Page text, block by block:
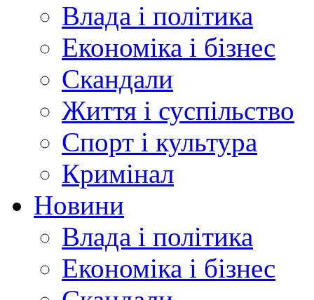
Влада і політика
Економіка і бізнес
Скандали
Життя і суспільство
Спорт і культура
Кримінал
Новини
Влада і політика
Економіка і бізнес